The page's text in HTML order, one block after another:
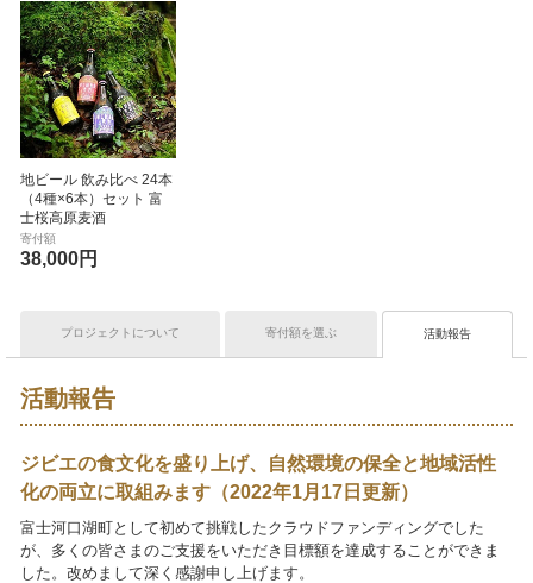
地ビール 飲み比べ 24本
（4種×6本）セット 富
士桜高原麦酒
寄付額
38,000円
プロジェクトについて 寄付額を選ぶ 活動報告
活動報告
ジビエの食文化を盛り上げ、自然環境の保全と地域活性
化の両立に取組みます（2022年1月17日更新）
富士河口湖町として初めて挑戦したクラウドファンディングでした
が、多くの皆さまのご支援をいただき目標額を達成することができま
した。改めまして深く感謝申し上げます。